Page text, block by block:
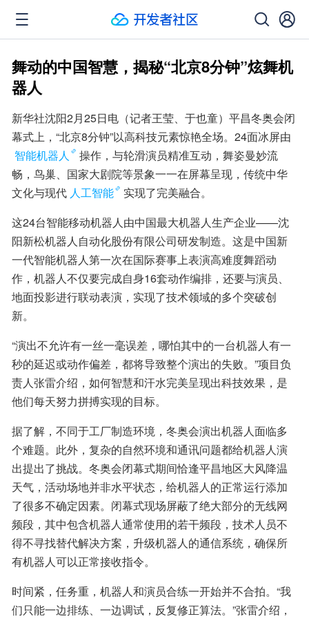
舞动的中国智慧，揭秘“北京8分钟”炫舞机
器人
新华社沈阳2月25日电（记者王莹、于也童）平昌冬奥会闭
幕式上，“北京8分钟”以高科技元素惊艳全场。24面冰屏由
智能机器人
操作，与轮滑演员精准互动，舞姿曼妙流
畅，鸟巢、国家大剧院等景象一一在屏幕呈现，传统中华
文化与现代 人工智能
实现了完美融合。
这24台智能移动机器人由中国最大机器人生产企业——沈
阳新松机器人自动化股份有限公司研发制造。这是中国新
一代智能机器人第一次在国际赛事上表演高难度舞蹈动
作，机器人不仅要完成自身16套动作编排，还要与演员、
地面投影进行联动表演，实现了技术领域的多个突破创
新。
“演出不允许有一丝一毫误差，哪怕其中的一台机器人有一
秒的延迟或动作偏差，都将导致整个演出的失败。”项目负
责人张雷介绍，如何智慧和汗水完美呈现出科技效果，是
他们每天努力拼搏实现的目标。
据了解，不同于工厂制造环境，冬奥会演出机器人面临多
个难题。此外，复杂的自然环境和通讯问题都给机器人演
出提出了挑战。冬奥会闭幕式期间恰逢平昌地区大风降温
天气，活动场地并非水平状态，给机器人的正常运行添加
了很多不确定因素。闭幕式现场屏蔽了绝大部分的无线网
频段，其中包含机器人通常使用的若干频段，技术人员不
得不寻找替代解决方案，升级机器人的通信系统，确保所
有机器人可以正常接收指令。
时间紧，任务重，机器人和演员合练一开始并不合拍。“我
们只能一边排练、一边调试，反复修正算法。”张雷介绍，